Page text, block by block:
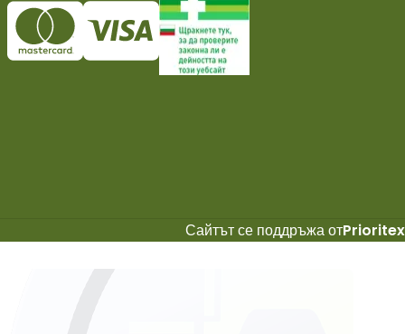
Сайтът се поддръжа отPrioritex